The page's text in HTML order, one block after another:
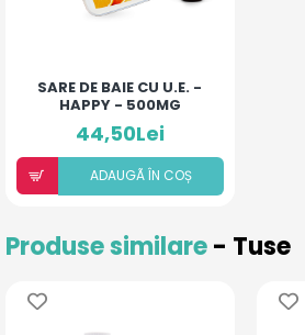
SARE DE BAIE CU U.E. -
HAPPY - 500MG
44,50Lei
ADAUGÃ ÎN COȘ
Produse similare- Tuse